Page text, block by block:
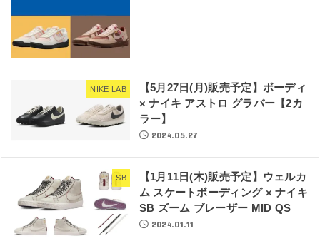
NIKE LAB
【5月27日(月)販売予定】ボーディ
× ナイキ アストロ グラバー【2カ
ラー】
2024.05.27
SB
【1月11日(木)販売予定】ウェルカ
ム スケートボーディング × ナイキ
SB ズーム ブレーザー MID QS
2024.01.11